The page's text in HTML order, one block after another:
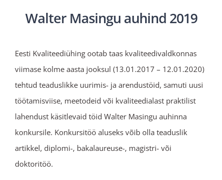
Walter Masingu auhind 2019
Eesti Kvaliteediühing ootab taas kvaliteedivaldkonnas
viimase kolme aasta jooksul (13.01.2017 – 12.01.2020)
tehtud teaduslikke uurimis- ja arendustöid, samuti uusi
töötamisviise, meetodeid või kvaliteedialast praktilist
lahendust käsitlevaid töid Walter Masingu auhinna
konkursile. Konkursitöö aluseks võib olla teaduslik
artikkel, diplomi-, bakalaureuse-, magistri- või
doktoritöö.